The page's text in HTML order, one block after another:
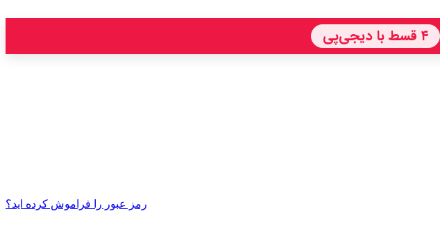
رمز عبور را فراموش کرده اید؟